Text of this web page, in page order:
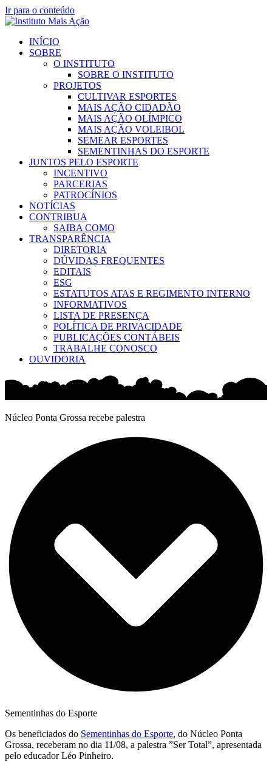
Ir para o conteúdo
INÍCIO
SOBRE
O INSTITUTO
SOBRE O INSTITUTO
PROJETOS
CULTIVAR ESPORTES
MAIS AÇÃO CIDADÃO
MAIS AÇÃO OLÍMPICO
MAIS AÇÃO VOLEIBOL
SEMEAR ESPORTES
SEMENTINHAS DO ESPORTE
JUNTOS PELO ESPORTE
INCENTIVO
PARCERIAS
PATROCÍNIOS
NOTÍCIAS
CONTRIBUA
SAIBA COMO
TRANSPARÊNCIA
DIRETORIA
DÚVIDAS FREQUENTES
EDITAIS
ESG
ESTATUTOS ATAS E REGIMENTO INTERNO
INFORMATIVOS
LISTA DE PRESENÇA
POLÍTICA DE PRIVACIDADE
PUBLICAÇÕES CONTÁBEIS
TRABALHE CONOSCO
OUVIDORIA
Núcleo Ponta Grossa recebe palestra
Sementinhas do Esporte
Os beneficiados do Sementinhas do Esporte, do Núcleo Ponta
Grossa, receberam no dia 11/08, a palestra ”Ser Total”, apresentada
pelo educador Léo Pinheiro.